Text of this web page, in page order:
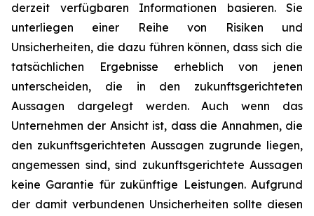
derzeit verfügbaren Informationen basieren. Sie
unterliegen einer Reihe von Risiken und
Unsicherheiten, die dazu führen können, dass sich die
tatsächlichen Ergebnisse erheblich von jenen
unterscheiden, die in den zukunftsgerichteten
Aussagen dargelegt werden. Auch wenn das
Unternehmen der Ansicht ist, dass die Annahmen, die
den zukunftsgerichteten Aussagen zugrunde liegen,
angemessen sind, sind zukunftsgerichtete Aussagen
keine Garantie für zukünftige Leistungen. Aufgrund
der damit verbundenen Unsicherheiten sollte diesen